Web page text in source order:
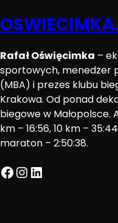
Rafał Oświęcimka –
sportowych, menedżer
(MBA) i prezes klubu
Krakowa. Od ponad
biegowe w Małopolsce.
km – 16:56, 10 km –
maraton – 2:50:38.
Facebook InstagramLinkedIn